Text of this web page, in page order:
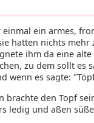
einmal ein armes,
hatten nichts mehr
ihm da eine
zu dem sollt es
wenn es sagte:
brachte den Topf
ledig und aßen